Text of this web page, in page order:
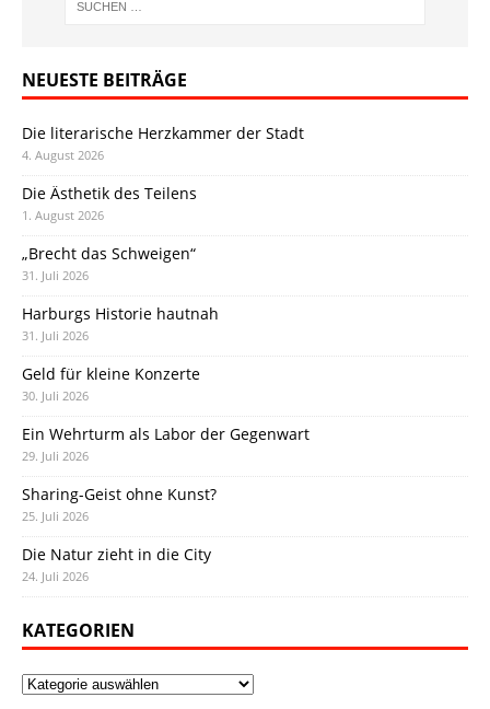
NEUESTE BEITRÄGE
Die literarische Herzkammer der Stadt
4. August 2026
Die Ästhetik des Teilens
1. August 2026
„Brecht das Schweigen“
31. Juli 2026
Harburgs Historie hautnah
31. Juli 2026
Geld für kleine Konzerte
30. Juli 2026
Ein Wehrturm als Labor der Gegenwart
29. Juli 2026
Sharing-Geist ohne Kunst?
25. Juli 2026
Die Natur zieht in die City
24. Juli 2026
KATEGORIEN
Kategorien